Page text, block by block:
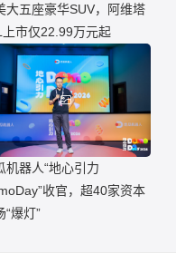
大五座豪华SUV，阿维塔
市仅22.99万元起
机器人“地心引力
收官，超40家资本
“爆灯”